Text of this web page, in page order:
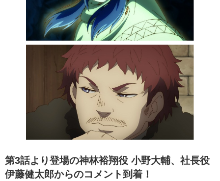
第3話より登場の神林裕翔役 小野大輔、社長役
伊藤健太郎からのコメント到着！